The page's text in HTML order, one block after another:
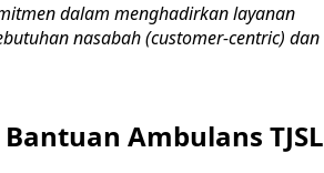
dalam menghadirkan layanan
nasabah (customer-centric) dan
Ambulans TJSL